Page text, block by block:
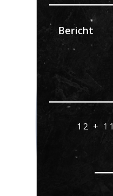
12 + 11